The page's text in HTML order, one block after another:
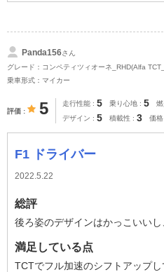
Panda156さん
グレード：コンペティツィオーネ_RHD(Alfa
乗車形式：マイカー
評価 5 走行性能 5 乗り心地 5
デザイン 5 積載性 3 価格
F1 ドライバー
2022.5.22
総評
後ろ姿のデザインはかっこいいし
満足している点
TCTでフル加速のシフトアップ